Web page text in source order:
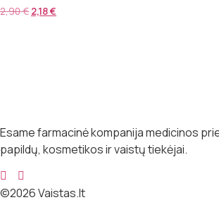
2,90€ 2,18€
Esame farmacinė kompanija medicinos
papildų, kosmetikos ir vaistų tiekėjai.
©2026 Vaistas.lt